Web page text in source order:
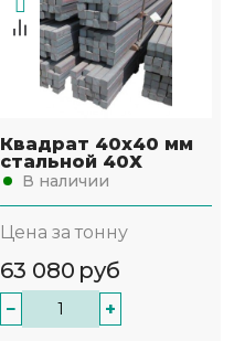
Квадрат 40х40 мм
стальной 40Х
В наличии
Цена за тонну
63 080 руб
− +